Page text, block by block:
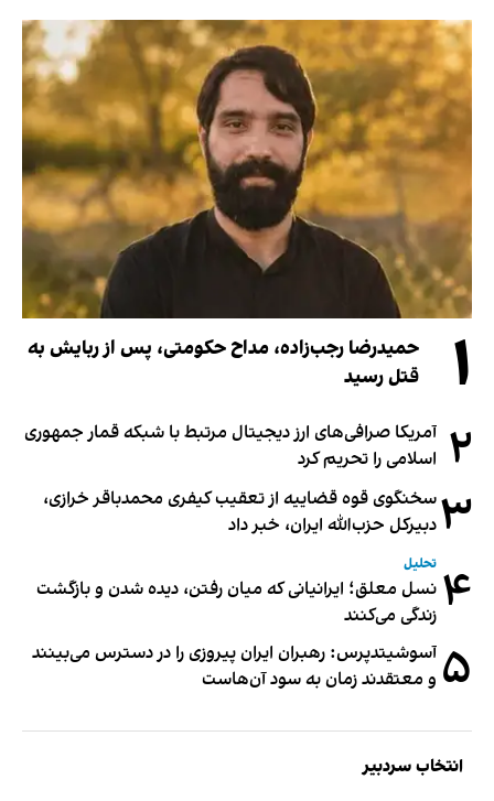
۱
حمیدرضا رجب‌زاده، مداح حکومتی، پس از ربایش به
قتل رسید
۲ آمریکا صرافی‌های ارز دیجیتال مرتبط با شبکه قمار جمهوری
اسلامی را تحریم کرد
۳سخنگوی قوه قضاییه از تعقیب کیفری محمدباقر خرازی،
دبیر‌کل حزب‌الله ایران، خبر داد
۴ تحلیل
نسل معلق؛ ایرانیانی که میان رفتن، دیده شدن و بازگشت
زندگی می‌کنند
۵ آسوشیتدپرس: رهبران ایران پیروزی را در دسترس می‌بینند
و معتقدند زمان به سود آن‌هاست
انتخاب سردبیر